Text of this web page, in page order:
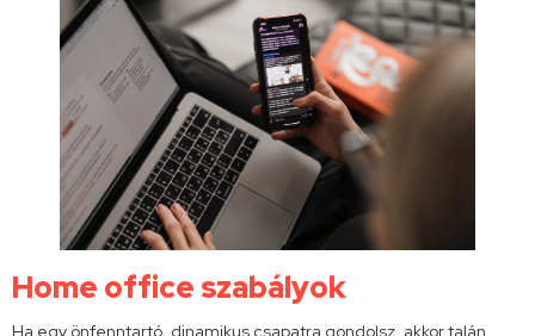
Home office szabályok
Ha egy önfenntartó, dinamikus csapatra gondolsz, akkor talán